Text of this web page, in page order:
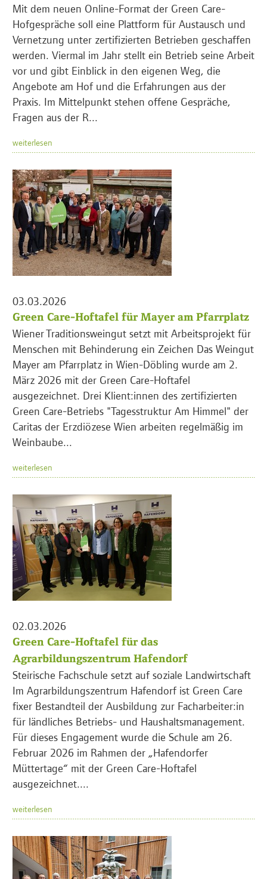
Mit dem neuen Online-Format der Green Care-
Hofgespräche soll eine Plattform für Austausch und
Vernetzung unter zertifizierten Betrieben geschaffen
werden. Viermal im Jahr stellt ein Betrieb seine Arbeit
vor und gibt Einblick in den eigenen Weg, die
Angebote am Hof und die Erfahrungen aus der
Praxis. Im Mittelpunkt stehen offene Gespräche,
Fragen aus der R...
weiterlesen
03.03.2026
Green Care-Hoftafel für Mayer am Pfarrplatz
Wiener Traditionsweingut setzt mit Arbeitsprojekt für
Menschen mit Behinderung ein Zeichen Das Weingut
Mayer am Pfarrplatz in Wien-Döbling wurde am 2.
März 2026 mit der Green Care-Hoftafel
ausgezeichnet. Drei Klient:innen des zertifizierten
Green Care-Betriebs "Tagesstruktur Am Himmel" der
Caritas der Erzdiözese Wien arbeiten regelmäßig im
Weinbaube...
weiterlesen
02.03.2026
Green Care-Hoftafel für das
Agrarbildungszentrum Hafendorf
Steirische Fachschule setzt auf soziale Landwirtschaft
Im Agrarbildungszentrum Hafendorf ist Green Care
fixer Bestandteil der Ausbildung zur Facharbeiter:in
für ländliches Betriebs- und Haushaltsmanagement.
Für dieses Engagement wurde die Schule am 26.
Februar 2026 im Rahmen der „Hafendorfer
Müttertage“ mit der Green Care-Hoftafel
ausgezeichnet....
weiterlesen